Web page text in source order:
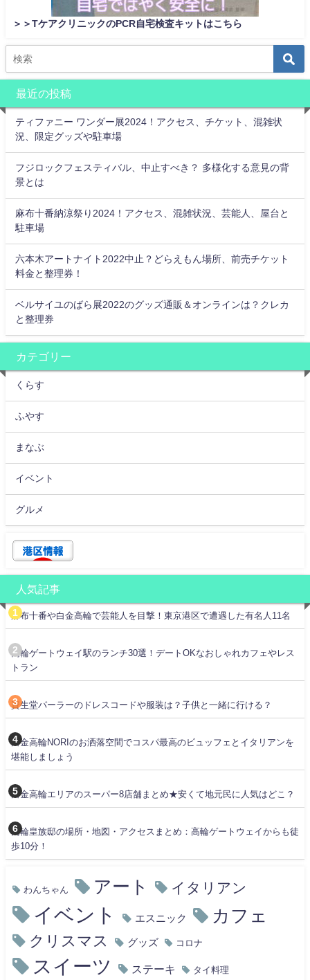
＞＞TケアクリニックのPCR自宅検査キットはこちら
最近の投稿
ティファニー ワンダー展2024！アクセス、チケット、混雑状
況、限定グッズや駐車場
フジロックフェスティバル、中止すべき？ 多様化する意見の背
景とは
麻布十番納涼祭り2024！アクセス、混雑状況、芸能人、屋台と
駐車場
六本木アートナイト2022中止？どらえもん場所、前売チケット
料金と整理券！
ベルサイユのばら展2022のグッズ通販＆オンラインは？クレカ
と整理券
カテゴリー
くらす
ふやす
まなぶ
イベント
グルメ
人気記事
麻布十番や白金高輪で芸能人を目撃！東京港区で遭遇した有名人11名
高輪ゲートウェイ駅のランチ30選！デートOKなおしゃれカフェやレス
トラン
資生堂パーラーのドレスコードや服装は？子供と一緒に行ける？
白金高輪NORIのお洒落空間でコスパ最高のビュッフェとイタリアンを
堪能しましょう
白金高輪エリアのスーパー8店舗まとめ★安くて地元民に人気はどこ？
高輪皇族邸の場所・地図・アクセスまとめ：高輪ゲートウェイからも徒
歩10分！
わんちゃん アート イタリアン
イベント エスニック カフェ
クリスマス グッズ コロナ
スイーツ ステーキ タイ料理